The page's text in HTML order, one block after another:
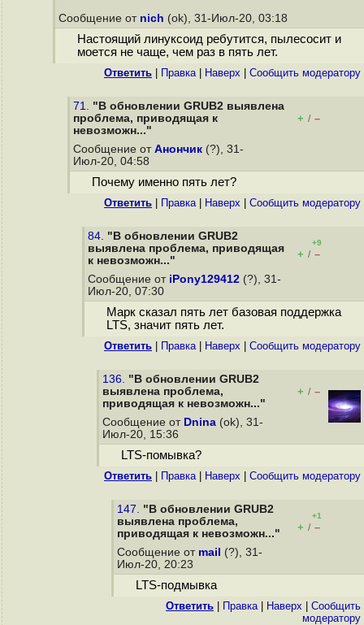
Сообщение от nich (ok), 31-Июл-20, 03:18
Настоящий линуксоид ребутится, пылесосит и
моется не чаще, чем раз в пять лет.
Ответить Правка| Наверх Cообщить модератору
71. "В обновлении GRUB2 выявлена
проблема, приводящая к
невозможн..."
+ / –
Сообщение от Анончик (?), 31-
Июл-20, 04:58
Почему именно пять лет?
Ответить Правка| Наверх Cообщить модератору
84. "В обновлении GRUB2
выявлена проблема, приводящая
к невозможн..."
+9
+ / –
Сообщение от iPony129412 (?), 31-
Июл-20, 07:30
Марк сказал пять лет базовая поддержка
LTS, значит пять лет.
Ответить Правка| Наверх Cообщить модератору
136. "В обновлении GRUB2
выявлена проблема,
приводящая к невозможн..."
+ / –
Сообщение от Dnina (ok), 31-
Июл-20, 15:36
LTS-помывка?
Ответить Правка| Наверх Cообщить модератору
147. "В обновлении GRUB2
выявлена проблема,
приводящая к невозможн..."
+1
+ / –
Сообщение от mail
(?), 31-
Июл-20, 20:23
LTS-подмывка
Ответить Правка| Наверх
Cообщить
модератору